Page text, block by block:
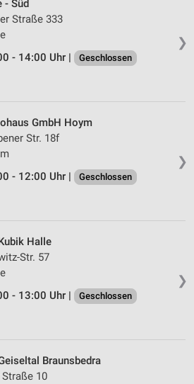
❯
- Süd
Straße 333
- 14:00 Uhr |
Geschlossen
❯
GmbH Hoym
Str. 18f
- 12:00 Uhr |
Geschlossen
❯
Halle
Str. 57
- 13:00 Uhr |
Geschlossen
Braunsbedra
10